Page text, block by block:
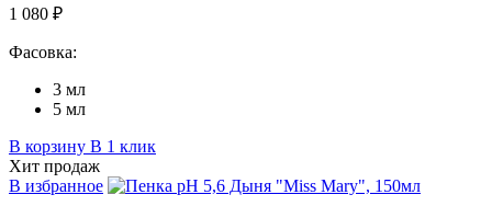
1 080 ₽
Фасовка:
3 мл
5 мл
В корзину В 1 клик
Хит продаж
В избранное